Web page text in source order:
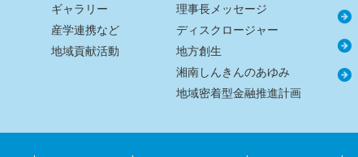
ギャラリー
産学連携など
地域貢献活動
理事長メッセージ
ディスクロージャー
地方創生
湘南しんきんのあゆみ
地域密着型金融推進計画